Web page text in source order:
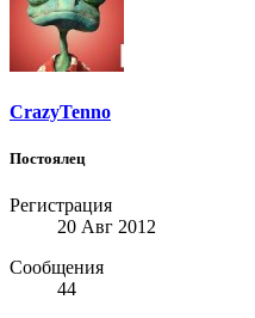
CrazyTenno
Постоялец
Регистрация
20 Авг 2012
Сообщения
44